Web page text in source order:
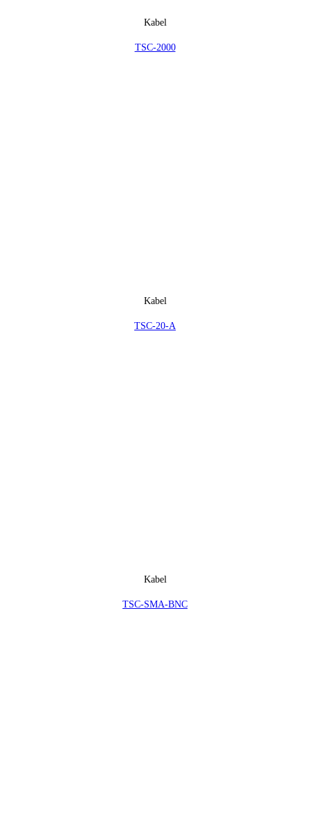
Kabel
TSC-2000
Kabel
TSC-20-A
Kabel
TSC-SMA-BNC